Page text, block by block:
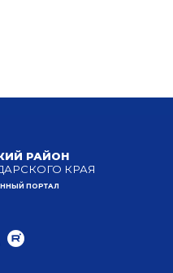
РАЙОН
КРАЯ
ПОРТАЛ